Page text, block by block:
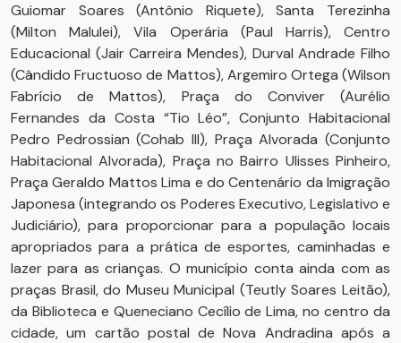
Guiomar Soares (Antônio Riquete), Santa Terezinha
(Milton Malulei), Vila Operária (Paul Harris), Centro
Educacional (Jair Carreira Mendes), Durval Andrade Filho
(Cândido Fructuoso de Mattos), Argemiro Ortega (Wilson
Fabrício de Mattos), Praça do Conviver (Aurélio
Fernandes da Costa “Tio Léo”, Conjunto Habitacional
Pedro Pedrossian (Cohab III), Praça Alvorada (Conjunto
Habitacional Alvorada), Praça no Bairro Ulisses Pinheiro,
Praça Geraldo Mattos Lima e do Centenário da Imigração
Japonesa (integrando os Poderes Executivo, Legislativo e
Judiciário), para proporcionar para a população locais
apropriados para a prática de esportes, caminhadas e
lazer para as crianças. O município conta ainda com as
praças Brasil, do Museu Municipal (Teutly Soares Leitão),
da Biblioteca e Queneciano Cecílio de Lima, no centro da
cidade, um cartão postal de Nova Andradina após a